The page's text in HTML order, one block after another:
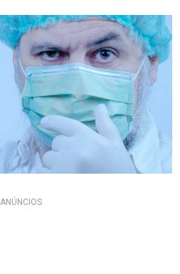
ANÚNCIOS